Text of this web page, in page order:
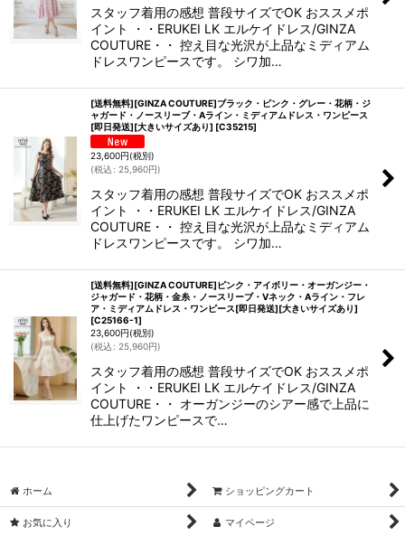
スタッフ着用の感想 普段サイズでOK おススメポ
イント ・・ERUKEI LK エルケイドレス/GINZA
COUTURE・・ 控え目な光沢が上品なミディアム
ドレスワンピースです。 シワ加…
[送料無料][GINZA COUTURE]ブラック・ピンク・グレー・花柄・ジ
ャガード・ノースリーブ・Aライン・ミディアムドレス・ワンピース
[即日発送][大きいサイズあり] [C35215]
23,600円(税別)
(税込 : 25,960円)
スタッフ着用の感想 普段サイズでOK おススメポ
イント ・・ERUKEI LK エルケイドレス/GINZA
COUTURE・・ 控え目な光沢が上品なミディアム
ドレスワンピースです。 シワ加…
[送料無料][GINZA COUTURE]ピンク・アイボリー・オーガンジー・
ジャガード・花柄・金糸・ノースリーブ・Vネック・Aライン・フレ
ア・ミディアムドレス・ワンピース[即日発送][大きいサイズあり]
[C25166-1]
23,600円(税別)
(税込 : 25,960円)
スタッフ着用の感想 普段サイズでOK おススメポ
イント ・・ERUKEI LK エルケイドレス/GINZA
COUTURE・・ オーガンジーのシアー感で上品に
仕上げたワンピースで…
ホーム ショッピングカート
お気に入り マイページ